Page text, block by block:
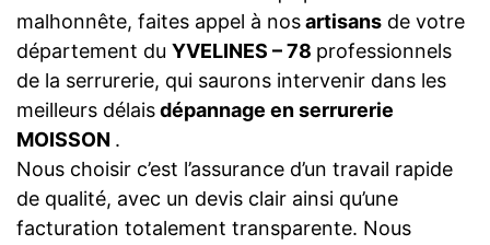
malhonnête, faites appel à nosartisans de votre
département du YVELINES – 78 professionnels
de la serrurerie, qui saurons intervenir dans les
meilleurs délaisdépannage en serrurerie
MOISSON .
Nous choisir c’est l’assurance d’un travail rapide
de qualité, avec un devis clair ainsi qu’une
facturation totalement transparente. Nous